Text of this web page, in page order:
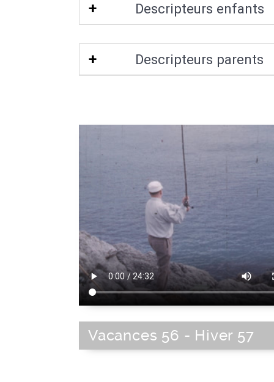
Descripteurs enfants
Salin-de-Giraud|Saintes-Maries-
Descripteurs parents
Vacances 56 - Hiver 57